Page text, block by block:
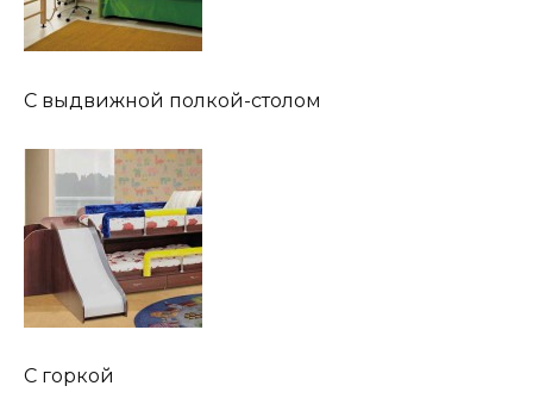
C выдвижной полкой-столом
C горкой